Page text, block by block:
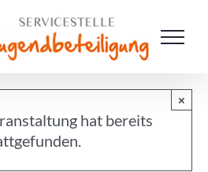
×
hat bereits